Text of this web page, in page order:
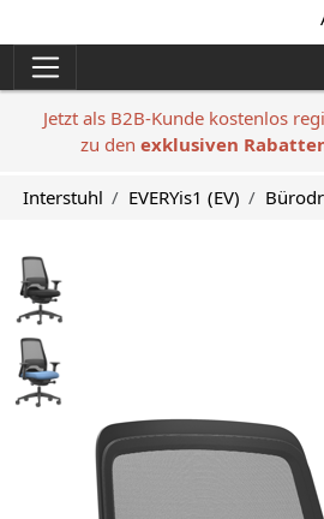
Jetzt als B2B-Kunde kostenlos
zu den exklusiven
Interstuhl EVERYis1 (EV)